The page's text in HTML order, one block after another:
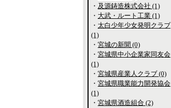
・ 及源鋳造株式会社 (1)
・ 大武・ルート工業 (1)
・ 太白少年少女発明クラブ
(1)
・ 宮城の新聞 (0)
・ 宮城県中小企業家同友会
(1)
・ 宮城県産業人クラブ (0)
・ 宮城県職業能力開発協会
(1)
・ 宮城県酒造組合 (2)